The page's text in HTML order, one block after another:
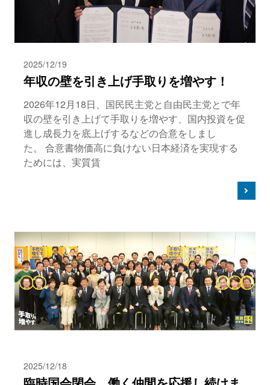
2025/12/19
年収の壁を引き上げ手取りを増やす！
2026年12月18日、国民民主党と自由民主党とで年
収の壁を引き上げて手取りを増やす、国内投資を促
進し成長力を底上げするなどの合意をしまし
た。 合意書物価高に負けない日本経済を実現する
ためには、実質賃
2025/12/18